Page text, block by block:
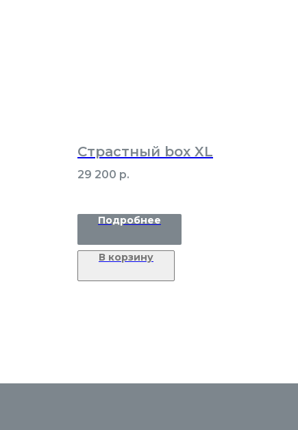
Страстный box XL
29 200 р.
Подробнее
В корзину